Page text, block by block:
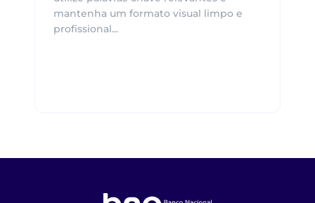
mantenha um formato visual limpo e
profissional...